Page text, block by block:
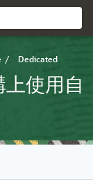
/ Dedicated
上使用自